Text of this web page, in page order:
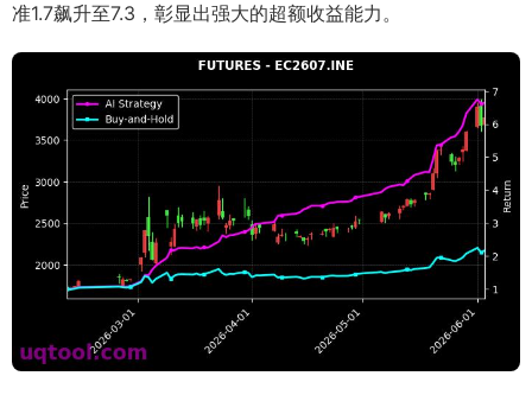
准1.7飙升至7.3，彰显出强大的超额收益能力。